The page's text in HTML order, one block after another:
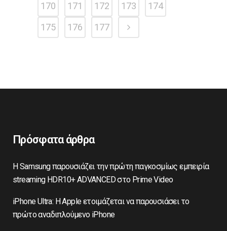
170
171 172 173
174
175
176 177
Πρόσφατα άρθρα
Η Samsung παρουσιάζει την πρώτη παγκοσμίως εμπειρία
streaming HDR10+ ADVANCED στο Prime Video
iPhone Ultra: Η Apple ετοιμάζεται να παρουσιάσει το
πρώτο αναδιπλούμενο iPhone